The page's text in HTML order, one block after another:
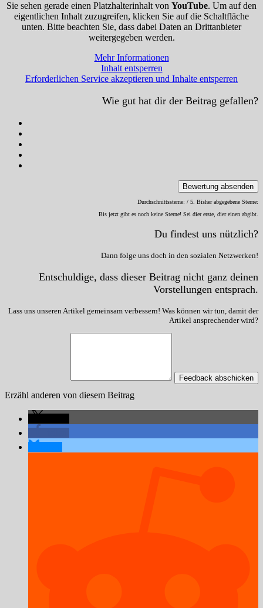
Sie sehen gerade einen Platzhalterinhalt von YouTube. Um auf den
eigentlichen Inhalt zuzugreifen, klicken Sie auf die Schaltfläche
unten. Bitte beachten Sie, dass dabei Daten an Drittanbieter
weitergegeben werden.
Mehr Informationen
Inhalt entsperren
Erforderlichen Service akzeptieren und Inhalte entsperren
Wie gut hat dir der Beitrag gefallen?
Bewertung absenden
Durchschnittssterne: / 5. Bisher abgegebene Sterne:
Bis jetzt gibt es noch keine Sterne! Sei dier erste, dier einen abgibt.
Du findest uns nützlich?
Dann folge uns doch in den sozialen Netzwerken!
Entschuldige, dass dieser Beitrag nicht ganz deinen
Vorstellungen entsprach.
Lass uns unseren Artikel gemeinsam verbessern! Was können wir tun, damit der
Artikel ansprechender wird?
Feedback abschicken
Erzähl anderen von diesem Beitrag